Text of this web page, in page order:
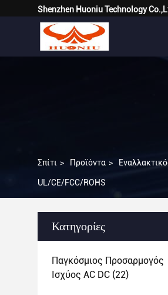
Shenzhen Huoniu Technology
Σπίτι > Προϊόντα >
UL/CE/FCC/ROHS
Κατηγορίες
Παγκόσμιος Προσαρμογός
Ισχύος AC DC (22)